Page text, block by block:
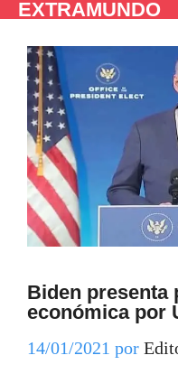
Saltar
contenido
EXTRAMUNDO
Biden presenta
económica por
14/01/2021 por